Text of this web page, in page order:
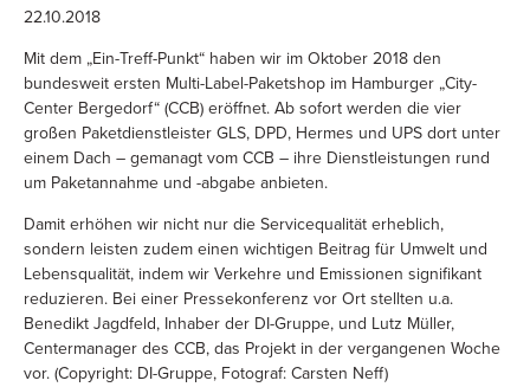
22.10.2018
Mit dem „Ein-Treff-Punkt“ haben wir im Oktober 2018 den
bundesweit ersten Multi-Label-Paketshop im Hamburger „City-
Center Bergedorf“ (CCB) eröffnet. Ab sofort werden die vier
großen Paketdienstleister GLS, DPD, Hermes und UPS dort unter
einem Dach – gemanagt vom CCB – ihre Dienstleistungen rund
um Paketannahme und -abgabe anbieten.
Damit erhöhen wir nicht nur die Servicequalität erheblich,
sondern leisten zudem einen wichtigen Beitrag für Umwelt und
Lebensqualität, indem wir Verkehre und Emissionen signifikant
reduzieren. Bei einer Pressekonferenz vor Ort stellten u.a.
Benedikt Jagdfeld, Inhaber der DI-Gruppe, und Lutz Müller,
Centermanager des CCB, das Projekt in der vergangenen Woche
vor. (Copyright: DI-Gruppe, Fotograf: Carsten Neff)